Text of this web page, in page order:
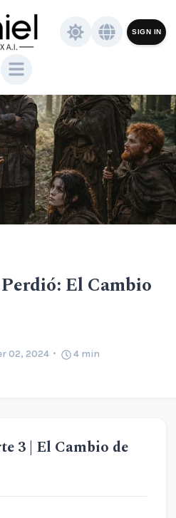
SIGN IN
El Cambio
02, 2024 4min
3 | El Cambio de